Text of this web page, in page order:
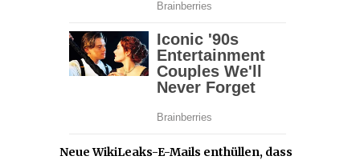
Neue WikiLeaks-E-Mails enthüllen, dass